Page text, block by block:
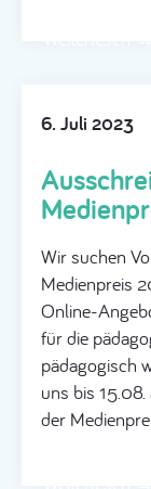
6. Juli 2023
Wir suchen
Medienpreis
Online-
für die
pädagogisch
uns bis
der